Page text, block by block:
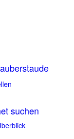
suchen